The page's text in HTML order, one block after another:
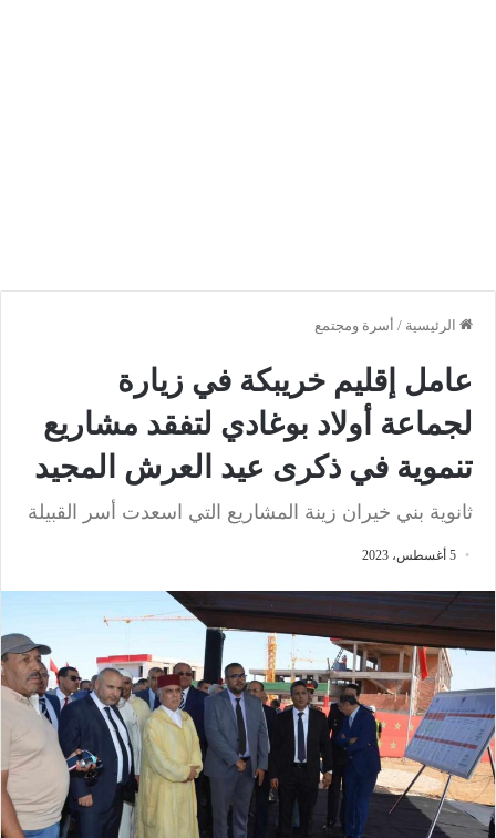
الرئيسية / أسرة ومجتمع
عامل إقليم خريبكة في زيارة
لجماعة أولاد بوغادي لتفقد مشاريع
تنموية في ذكرى عيد العرش المجيد
ثانوية بني خيران زينة المشاريع التي اسعدت أسر القبيلة
5 أغسطس، 2023